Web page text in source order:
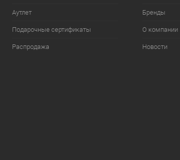
Аутлет
Подарочные сертификаты
Распродажа
Бренды
О компании
Новости